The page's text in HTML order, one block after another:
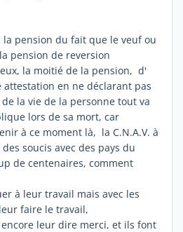
la pension du fait que le veuf ou
pension de reversion
la moitié de la pension, d'
en ne déclarant pas
la vie de la personne tout va
lors de sa mort, car
à ce moment là, la C.N.A.V. à
soucis avec des pays du
de centenaires, comment
à leur travail mais avec les
faire le travail,
leur dire merci, et ils font